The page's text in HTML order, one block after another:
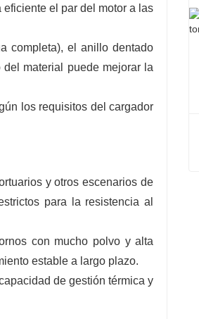
el par del motor a las
completa), el anillo dentado
material puede mejorar la
los requisitos del cargador
y otros escenarios de
para la resistencia al
con mucho polvo y alta
estable a largo plazo.
de gestión térmica y